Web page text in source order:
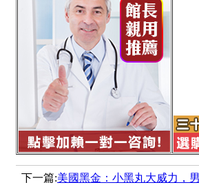
下一篇:美國黑金：小黑丸大威力，